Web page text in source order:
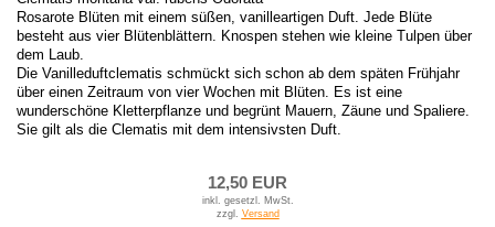
Rosarote Blüten mit einem süßen, vanilleartigen Duft. Jede Blüte
besteht aus vier Blütenblättern. Knospen stehen wie kleine Tulpen über
dem Laub.
Die Vanilleduftclematis schmückt sich schon ab dem späten Frühjahr
über einen Zeitraum von vier Wochen mit Blüten. Es ist eine
wunderschöne Kletterpflanze und begrünt Mauern, Zäune und Spaliere.
Sie gilt als die Clematis mit dem intensivsten Duft.
12,50 EUR
inkl. gesetzl. MwSt.
zzgl. Versand